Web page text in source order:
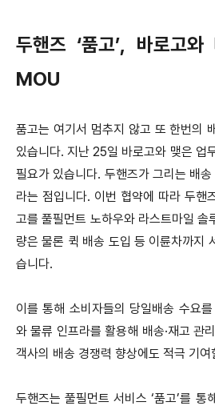
두핸즈 ‘품고’, 바로고
MOU
품고는 여기서 멈추지 않고 또 한번의
있습니다.지난 25일 바로고와 맺은 업
필요가 있습니다. 두핸즈가 그리는 배송
라는 점입니다. 이번 협약에 따라 두핸
고를 풀필먼트 노하우와 라스트마일 솔
량은 물론 퀵 배송 도입 등 이륜차까지
습니다.
이를 통해 소비자들의 당일배송 수요
와 물류 인프라를 활용해 배송·재고 관
객사의 배송 경쟁력 향상에도 적극 기여
두핸즈는 풀필먼트 서비스 ‘품고’를 통